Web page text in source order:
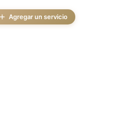
Agregar un servicio